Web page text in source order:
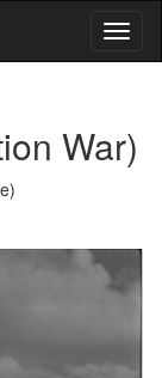
War)